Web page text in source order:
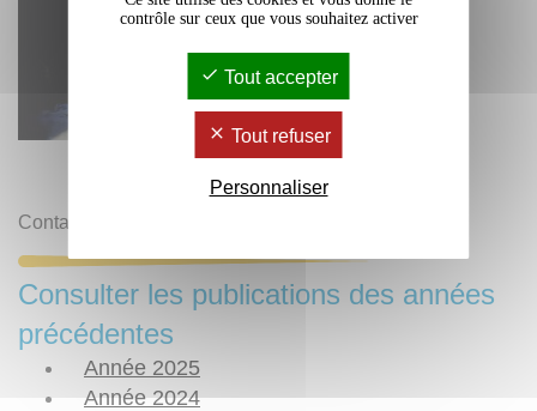
Contact :
Consulter les publications des années
précédentes
Année 2025
Année 2024
contrôle sur ceux que vous souhaitez activer
Tout accepter
Tout refuser
Personnaliser